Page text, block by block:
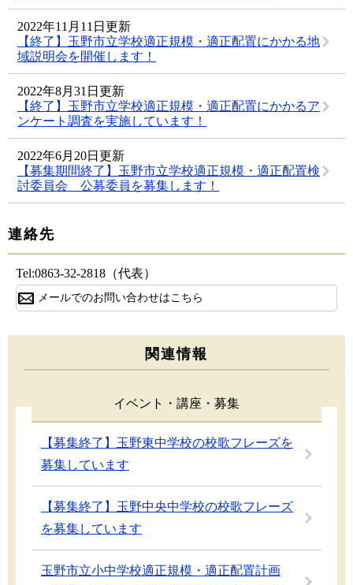
2022年11月11日更新
【終了】玉野市立学校適正規模・適正配置にかかる地
域説明会を開催します！
2022年8月31日更新
【終了】玉野市立学校適正規模・適正配置にかかるア
ンケート調査を実施しています！
2022年6月20日更新
【募集期間終了】玉野市立学校適正規模・適正配置検
討委員会 公募委員を募集します！
連絡先
Tel:0863-32-2818（代表）
メールでのお問い合わせはこちら
関連情報
イベント・講座・募集
【募集終了】玉野東中学校の校歌フレーズを
募集しています
【募集終了】玉野中央中学校の校歌フレーズ
を募集しています
玉野市立小中学校適正規模・適正配置計画